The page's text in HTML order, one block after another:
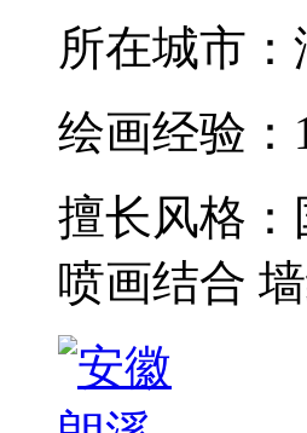
所在城市：
绘画经验：
擅长风格：
喷画结合